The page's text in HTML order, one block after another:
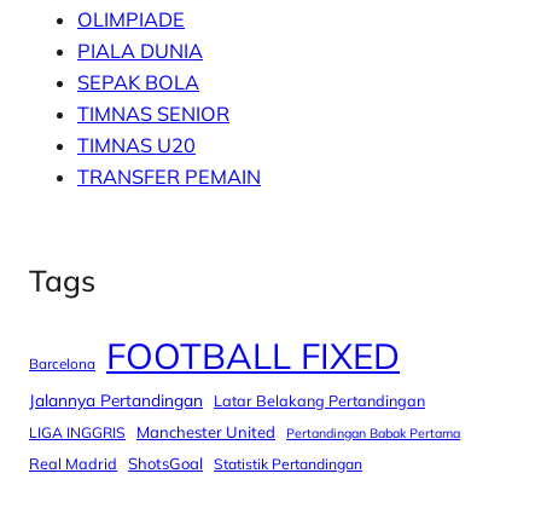
OLIMPIADE
PIALA DUNIA
SEPAK BOLA
TIMNAS SENIOR
TIMNAS U20
TRANSFER PEMAIN
Tags
Barcelona FOOTBALL FIXED
Jalannya Pertandingan Latar Belakang Pertandingan
LIGA INGGRIS Manchester United Pertandingan Babak Pertama
Real Madrid ShotsGoal Statistik Pertandingan